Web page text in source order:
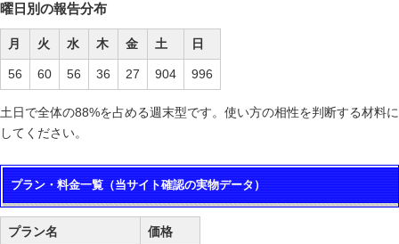
曜日別の報告分布
月 火 水 木 金 土 日
56 60 56 36 27 904 996
土日で全体の88%を占める週末型です。使い方の相性を判断する材料に
してください。
プラン・料金一覧（当サイト確認の実物データ）
プラン名 価格